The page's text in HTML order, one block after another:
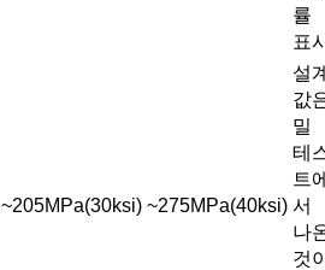
률
표
~205MPa(30ksi) ~275MPa(40ksi)
설
값
밀
테
트
서
나
것